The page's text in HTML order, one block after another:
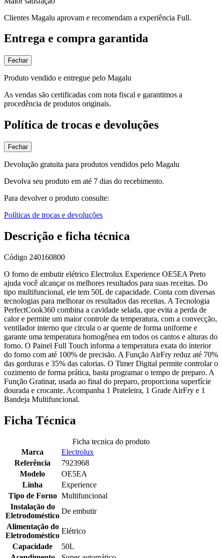
Clientes Magalu aprovam e recomendam a experiência Full.
Entrega e compra garantida
Fechar
Produto vendido e entregue pelo Magalu
As vendas são certificadas com nota fiscal e garantimos a
procedência de produtos originais.
Política de trocas e devoluções
Fechar
Devolução gratuita para produtos vendidos pelo Magalu
Devolva seu produto em até 7 dias do recebimento.
Para devolver o produto consulte:
Políticas de trocas e devoluções
Descrição e ficha técnica
Código 240160800
O forno de embutir elétrico Electrolux Experience OE5EA Preto
ajuda você alcançar os melhores resultados para suas receitas. Do
tipo multifuncional, ele tem 50L de capacidade. Conta com diversas
tecnologias para melhorar os resultados das receitas. A Tecnologia
PerfectCook360 combina a cavidade selada, que evita a perda de
calor e permite um maior controle da temperatura, com a convecção,
ventilador interno que circula o ar quente de forma uniforme e
garante uma temperatura homogênea em todos os cantos e alturas do
forno. O Painel Full Touch informa a temperatura exata do interior
do forno com até 100% de precisão. A Função AirFry reduz até 70%
das gorduras e 35% das calorias. O Timer Digital permite controlar o
cozimento de forma prática, basta programar o tempo de preparo. A
Função Gratinar, usada ao final do preparo, proporciona superfície
dourada e crocante. Acompanha 1 Prateleira, 1 Grade AirFry e 1
Bandeja Multifuncional.
Ficha Técnica
Ficha tecnica do produto
Marca
Electrolux
Referência
7923968
Modelo
OE5EA
Linha
Experience
Tipo de Forno Multifuncional
Instalação do
Eletrodoméstico
De embutir
Alimentação do
Eletrodoméstico
Elétrico
Capacidade
50L